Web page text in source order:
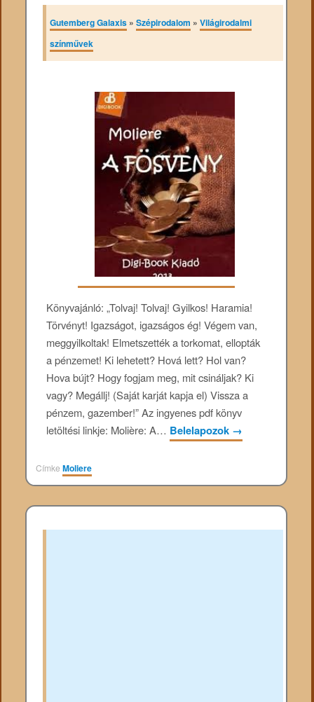
Gutemberg Galaxis »Szépirodalom »Világirodalmi
színművek
Könyvajánló: „Tolvaj! Tolvaj! Gyilkos! Haramia!
Törvényt! Igazságot, igazságos ég! Végem van,
meggyilkoltak! Elmetszették a torkomat, ellopták
a pénzemet! Ki lehetett? Hová lett? Hol van?
Hova bújt? Hogy fogjam meg, mit csináljak? Ki
vagy? Megállj! (Saját karját kapja el) Vissza a
pénzem, gazember!” Az ingyenes pdf könyv
letöltési linkje: Molière: A… Belelapozok →
CímkeMoliere